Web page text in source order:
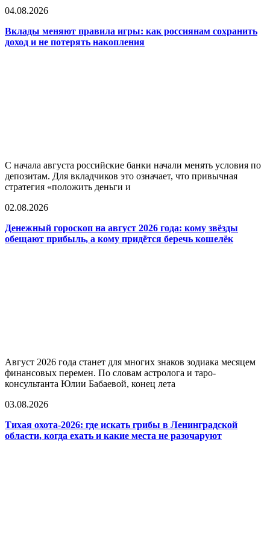
04.08.2026
Вклады меняют правила игры: как россиянам сохранить
доход и не потерять накопления
С начала августа российские банки начали менять условия по
депозитам. Для вкладчиков это означает, что привычная
стратегия «положить деньги и
02.08.2026
Денежный гороскоп на август 2026 года: кому звёзды
обещают прибыль, а кому придётся беречь кошелёк
Август 2026 года станет для многих знаков зодиака месяцем
финансовых перемен. По словам астролога и таро-
консультанта Юлии Бабаевой, конец лета
03.08.2026
Тихая охота-2026: где искать грибы в Ленинградской
области, когда ехать и какие места не разочаруют